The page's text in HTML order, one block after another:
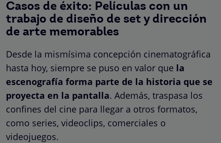
Casos de éxito: Películas con un
trabajo de diseño de set y dirección
de arte memorables
Desde la mismísima concepción cinematográfica
hasta hoy, siempre se puso en valor que la
escenografía forma parte de la historia que se
proyecta en la pantalla. Además, traspasa los
confines del cine para llegar a otros formatos,
como series, videoclips, comerciales o
videojuegos.